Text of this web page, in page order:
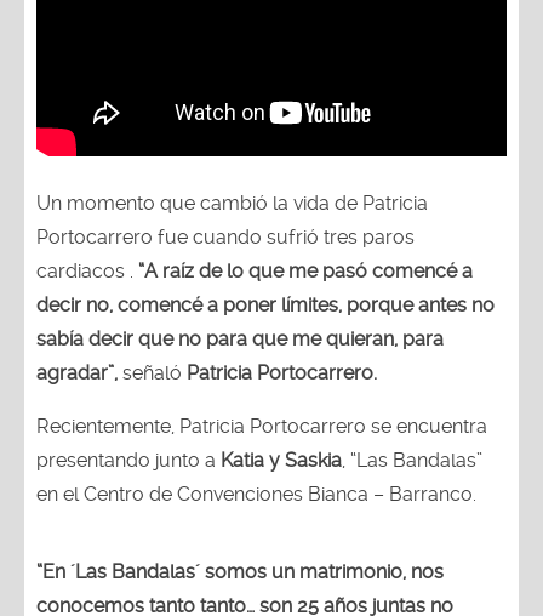
Un momento que cambió la vida de Patricia
Portocarrero fue cuando sufrió tres paros
cardiacos . “A raíz de lo que me pasó comencé a
decir no, comencé a poner límites, porque antes no
sabía decir que no para que me quieran, para
agradar”, señaló Patricia Portocarrero.
Recientemente, Patricia Portocarrero se encuentra
presentando junto a Katia y Saskia, “Las Bandalas”
en el Centro de Convenciones Bianca – Barranco.
“En ´Las Bandalas´ somos un matrimonio, nos
conocemos tanto tanto… son 25 años juntas no